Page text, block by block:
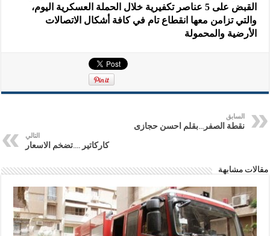
القبض على 5 عناصر تكفيرية خلال الحملة العسكرية اليوم،
والتي تزامن معها انقطاع تام في كافة أشكال الاتصالات
الأرضية والمحمولة
السابق
نقطة الصفر…بقلم احسن حجازى
التالي
كاركاتير ….تضخم الاسعار
مقالات مشابهة